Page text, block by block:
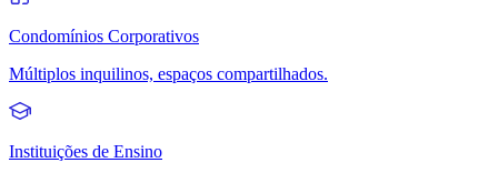
Condomínios Corporativos
Múltiplos inquilinos, espaços compartilhados.
Instituições de Ensino